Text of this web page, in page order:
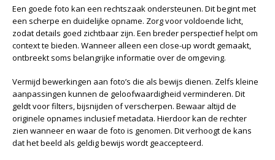
Een goede foto kan een rechtszaak ondersteunen. Dit begint met
een scherpe en duidelijke opname. Zorg voor voldoende licht,
zodat details goed zichtbaar zijn. Een breder perspectief helpt om
context te bieden. Wanneer alleen een close-up wordt gemaakt,
ontbreekt soms belangrijke informatie over de omgeving.
Vermijd bewerkingen aan foto’s die als bewijs dienen. Zelfs kleine
aanpassingen kunnen de geloofwaardigheid verminderen. Dit
geldt voor filters, bijsnijden of verscherpen. Bewaar altijd de
originele opnames inclusief metadata. Hierdoor kan de rechter
zien wanneer en waar de foto is genomen. Dit verhoogt de kans
dat het beeld als geldig bewijs wordt geaccepteerd.